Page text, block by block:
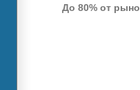
До 80% от